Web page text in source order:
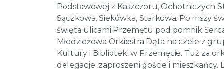
Podstawowej z Kaszczoru, Ochotniczych
Sączkowa, Siekówka, Starkowa. Po mszy
święta ulicami Przemętu pod pomnik
Młodzieżowa Orkiestra Dęta na czele z
Kultury i Biblioteki w Przemęcie. Tuż za
delegacje, zaproszeni goście i